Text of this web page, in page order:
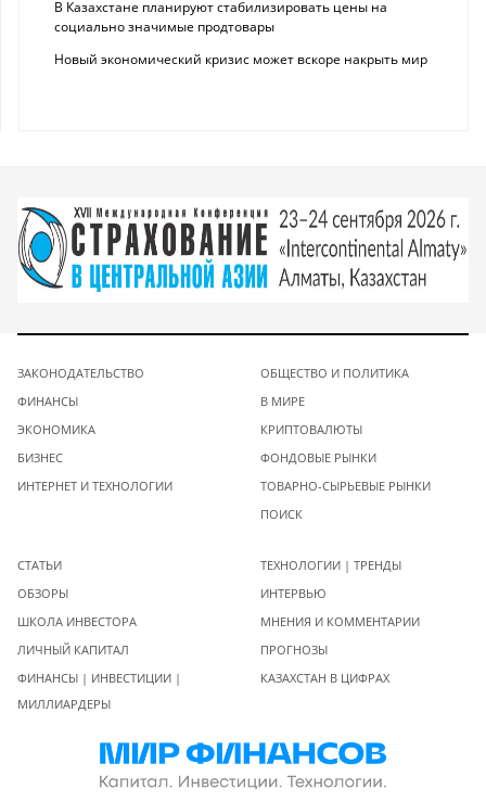
В Казахстане планируют стабилизировать цены на
социально значимые продтовары
Новый экономический кризис может вскоре накрыть мир
ЗАКОНОДАТЕЛЬСТВО
ФИНАНСЫ
ЭКОНОМИКА
БИЗНЕС
ИНТЕРНЕТ И ТЕХНОЛОГИИ
ОБЩЕСТВО И ПОЛИТИКА
В МИРЕ
КРИПТОВАЛЮТЫ
ФОНДОВЫЕ РЫНКИ
ТОВАРНО-СЫРЬЕВЫЕ РЫНКИ
ПОИСК
СТАТЬИ
ОБЗОРЫ
ШКОЛА ИНВЕСТОРА
ЛИЧНЫЙ КАПИТАЛ
ФИНАНСЫ | ИНВЕСТИЦИИ |
МИЛЛИАРДЕРЫ
ТЕХНОЛОГИИ | ТРЕНДЫ
ИНТЕРВЬЮ
МНЕНИЯ И КОММЕНТАРИИ
ПРОГНОЗЫ
КАЗАХСТАН В ЦИФРАХ